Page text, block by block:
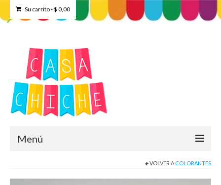
Su carrito-$ 0,00
Menú
VOLVER A COLORANTES